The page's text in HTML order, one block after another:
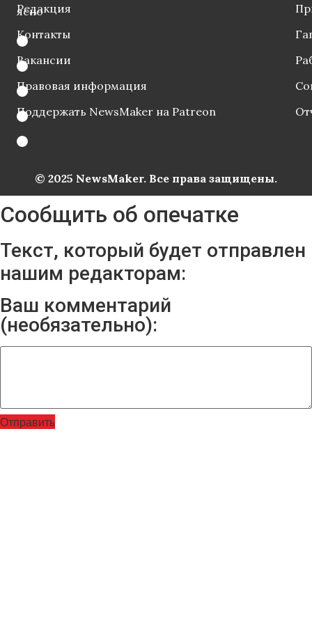
ясно
Редакция
Контакты
Вакансии
Правовая информация
Поддержать NewsMaker на Patreon
© 2025 NewsMaker. Все права защищены.
Сообщить об опечатке
Текст, который будет отправлен
нашим редакторам:
Ваш комментарий
(необязательно):
Отправить